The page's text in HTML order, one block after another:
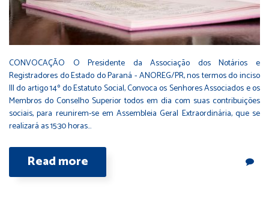
CONVOCAÇÃO O Presidente da Associação dos Notários e
Registradores do Estado do Paraná - ANOREG/PR, nos termos do inciso
III do artigo 14º do Estatuto Social, Convoca os Senhores Associados e os
Membros do Conselho Superior todos em dia com suas contribuições
sociais, para reunirem-se em Assembleia Geral Extraordinária, que se
realizará as 15:30 horas…
Read more